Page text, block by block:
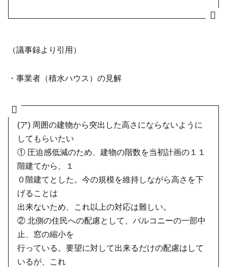
（議事録より引用）
・事業者（積水ハウス）の見解
(ア) 周囲の建物から突出した高さにならないように
してもらいたい
① 圧迫感低減のため、建物の階数を当初計画の１１
階建てから、１
０階建てとした。今の規模を維持しながら高さを下
げることは
出来ないため、これ以上の対応は難しい。
② 北側の住民への配慮として、バルコニーの一部中
止、窓の縮小を
行っている。要望に対して出来るだけの配慮はして
いるが、これ